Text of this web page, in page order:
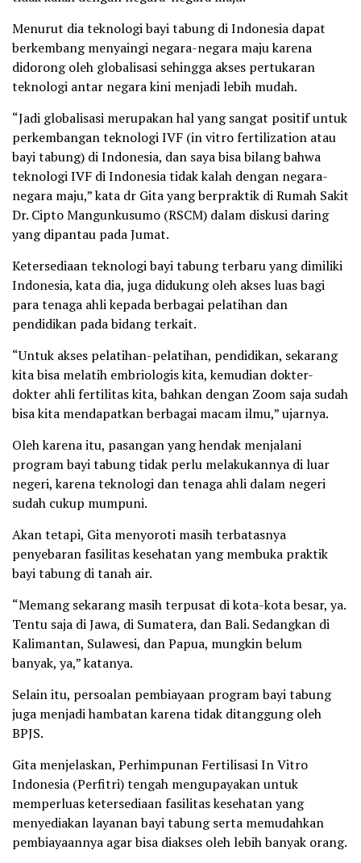
Menurut dia teknologi bayi tabung di Indonesia dapat
berkembang menyaingi negara-negara maju karena
didorong oleh globalisasi sehingga akses pertukaran
teknologi antar negara kini menjadi lebih mudah.
“Jadi globalisasi merupakan hal yang sangat positif untuk
perkembangan teknologi IVF (in vitro fertilization atau
bayi tabung) di Indonesia, dan saya bisa bilang bahwa
teknologi IVF di Indonesia tidak kalah dengan negara-
negara maju,” kata dr Gita yang berpraktik di Rumah Sakit
Dr. Cipto Mangunkusumo (RSCM) dalam diskusi daring
yang dipantau pada Jumat.
Ketersediaan teknologi bayi tabung terbaru yang dimiliki
Indonesia, kata dia, juga didukung oleh akses luas bagi
para tenaga ahli kepada berbagai pelatihan dan
pendidikan pada bidang terkait.
“Untuk akses pelatihan-pelatihan, pendidikan, sekarang
kita bisa melatih embriologis kita, kemudian dokter-
dokter ahli fertilitas kita, bahkan dengan Zoom saja sudah
bisa kita mendapatkan berbagai macam ilmu,” ujarnya.
Oleh karena itu, pasangan yang hendak menjalani
program bayi tabung tidak perlu melakukannya di luar
negeri, karena teknologi dan tenaga ahli dalam negeri
sudah cukup mumpuni.
Akan tetapi, Gita menyoroti masih terbatasnya
penyebaran fasilitas kesehatan yang membuka praktik
bayi tabung di tanah air.
“Memang sekarang masih terpusat di kota-kota besar, ya.
Tentu saja di Jawa, di Sumatera, dan Bali. Sedangkan di
Kalimantan, Sulawesi, dan Papua, mungkin belum
banyak, ya,” katanya.
Selain itu, persoalan pembiayaan program bayi tabung
juga menjadi hambatan karena tidak ditanggung oleh
BPJS.
Gita menjelaskan, Perhimpunan Fertilisasi In Vitro
Indonesia (Perfitri) tengah mengupayakan untuk
memperluas ketersediaan fasilitas kesehatan yang
menyediakan layanan bayi tabung serta memudahkan
pembiayaannya agar bisa diakses oleh lebih banyak orang.